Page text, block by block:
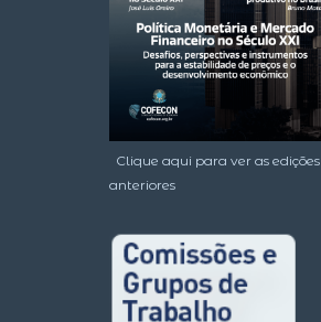
Clique aqui para ver as edições
anteriores